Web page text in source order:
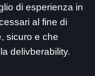
di esperienza in
al fine di
sicuro e che
delivberability.